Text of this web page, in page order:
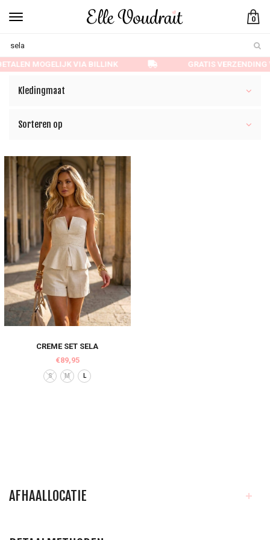
0
MOGELIJK VIA BILLINK GRATIS
Kledingmaat
Sorteren op
CREME SET SELA
€89,95
S M L
AFHAALLOCATIE